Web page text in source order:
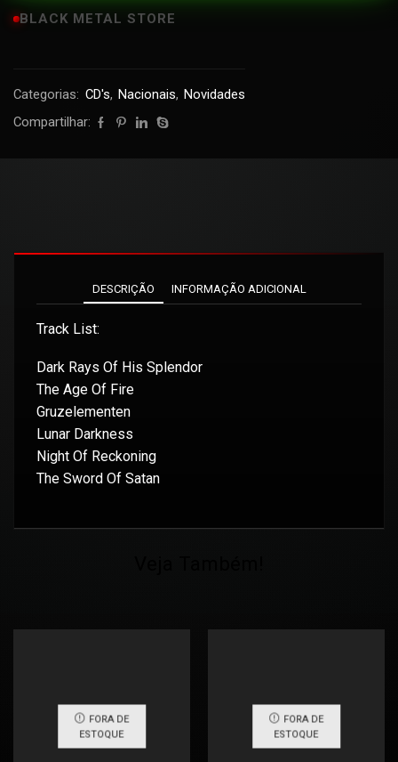
BLACK METAL STORE
Categorias: CD's, Nacionais, Novidades
Compartilhar:
DESCRIÇÃO INFORMAÇÃO ADICIONAL
Track List:
Dark Rays Of His Splendor
The Age Of Fire
Gruzelementen
Lunar Darkness
Night Of Reckoning
The Sword Of Satan
FORA DE
ESTOQUE
FORA DE
ESTOQUE